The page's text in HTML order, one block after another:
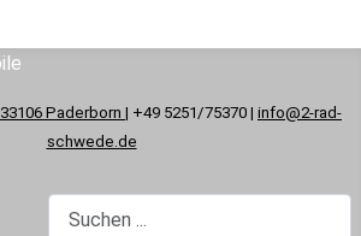
33106 Paderborn | +49 5251/75370 | info@2-rad-
schwede.de